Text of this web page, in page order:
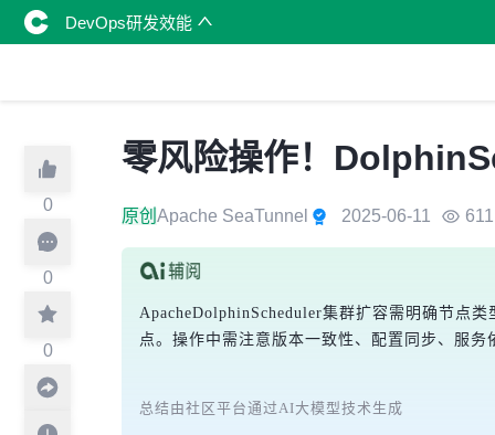
DevOps研发效能
0
0
0
零风险操作！
原创 Apache SeaTunnel 2025-06-11 611
ApacheDolphinScheduler集群扩容需明确节点
点。操作中需注意版本一致性、配置同步、服
总结由社区平台通过AI大模型技术生成